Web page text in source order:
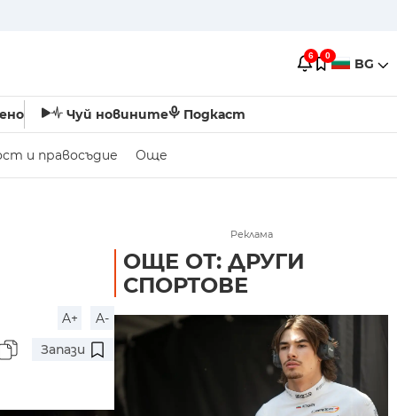
6 0 BG
Чуй новините Подкаст
и правосъдие Още
A+
A-
Запази
Реклама
ОЩЕ ОТ: ДРУГИ
СПОРТОВЕ